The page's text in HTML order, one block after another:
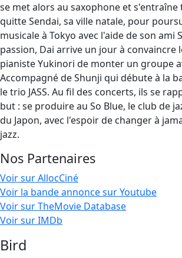
se met alors au saxophone et s'entraîne
quitte Sendai, sa ville natale, pour
musicale à Tokyo avec l'aide de son ami
passion, Dai arrive un jour à convaincre
pianiste Yukinori de monter un groupe
Accompagné de Shunji qui débute à la
le trio JASS. Au fil des concerts, ils se
but : se produire au So Blue, le club de
du Japon, avec l'espoir de changer à
jazz.
Nos Partenaires
Voir sur AllocCiné
Voir la bande annonce sur Youtube
Voir sur TheMovie Database
Voir sur IMDb
Bird